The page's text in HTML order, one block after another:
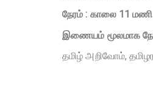
நேரம் : காலை11மணி
இணையம் மூலமாக
தமிழ் அறிவோம்,